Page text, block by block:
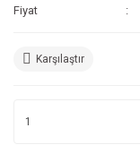
Fiyat
Karşılaştır